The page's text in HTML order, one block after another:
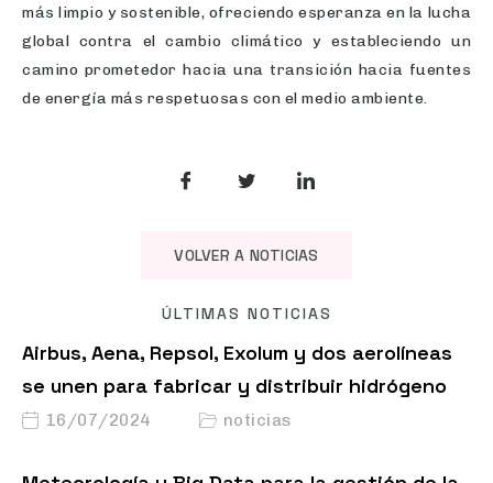
más limpio y sostenible, ofreciendo esperanza en la lucha
global contra el cambio climático y estableciendo un
camino prometedor hacia una transición hacia fuentes
de energía más respetuosas con el medio ambiente.
VOLVER A NOTICIAS
ÚLTIMAS NOTICIAS
Airbus, Aena, Repsol, Exolum y dos aerolíneas
se unen para fabricar y distribuir hidrógeno
16/07/2024 noticias